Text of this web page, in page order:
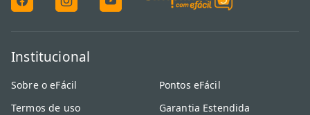
Institucional
Sobre o eFácil
Termos de uso
Pontos eFácil
Garantia Estendida